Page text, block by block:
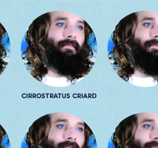
CIRROSTRATUS CRIARD